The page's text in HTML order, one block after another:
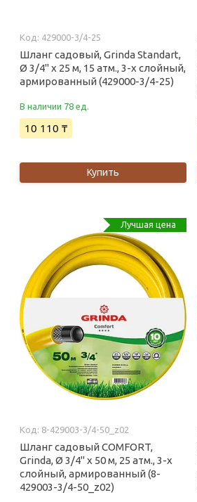
429000-3/4-25
Шланг садовый, Grinda Standart,
Ø 3/4" x 25 м, 15 атм., 3-х слойный,
армированный (429000-3/4-25)
В наличии 78 ед.
10 110 ₸
Купить
Лучшая цена
8-429003-3/4-50_z02
Шланг садовый COMFORT,
Grinda, Ø 3/4" х 50 м, 25 атм., 3-х
слойный, армированный (8-
429003-3/4-50_z02)